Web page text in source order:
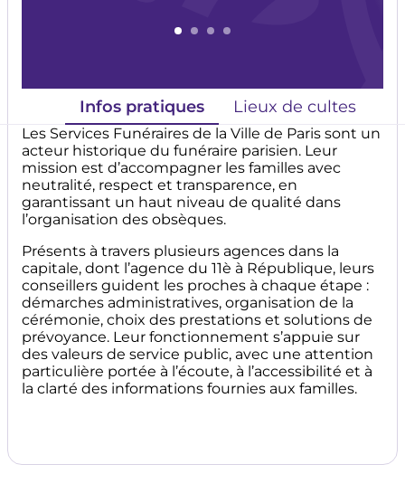
Infos pratiques Lieux de cultes
Les Services Funéraires de la Ville de Paris sont un
acteur historique du funéraire parisien. Leur
mission est d’accompagner les familles avec
neutralité, respect et transparence, en
garantissant un haut niveau de qualité dans
l’organisation des obsèques.
Présents à travers plusieurs agences dans la
capitale, dont l’agence du 11è à République, leurs
conseillers guident les proches à chaque étape :
démarches administratives, organisation de la
cérémonie, choix des prestations et solutions de
prévoyance. Leur fonctionnement s’appuie sur
des valeurs de service public, avec une attention
particulière portée à l’écoute, à l’accessibilité et à
la clarté des informations fournies aux familles.